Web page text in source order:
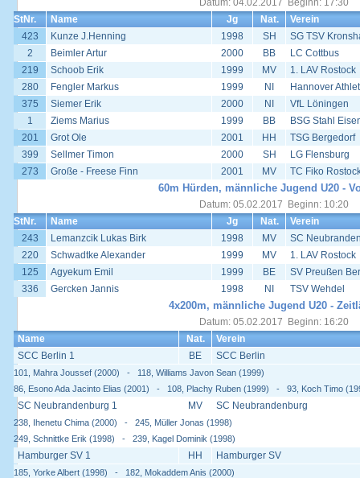
Datum: 04.02.2017 Beginn: 17:30
StNr.
Name Jg Nat.
Verein
423
Kunze J.Henning 1998 SH
SG TSV
2
Beimler Artur 2000 BB
LC Cottbus
219
Schoob Erik 1999 MV
1. LAV Rostock
280
Fengler Markus 1999 NI
Hannover
375
Siemer Erik 2000 NI
VfL Löningen
1
Ziems Marius 1999 BB
BSG Stahl
201
Grot Ole 2001 HH
TSG Bergedorf
399
Sellmer Timon 2000 SH
LG Flensburg
273
Große - Freese Finn 2001 MV TC Fiko
60m Hürden, männliche Jugend U20 -
Datum: 05.02.2017 Beginn: 10:20
StNr.
Name Jg Nat.
Verein
243
Lemanzcik Lukas Birk 1998 MV
SC
220
Schwadtke Alexander 1999 MV
1. LAV Rostock
125
Agyekum Emil 1999 BE
SV Preußen
336
Gercken Jannis 1998 NI TSV Wehdel
4x200m, männliche Jugend U20 -
Datum: 05.02.2017 Beginn: 16:20
Name
Nat.
Verein
SCC Berlin 1
BE SCC Berlin
101, Mahra Joussef (2000) - 118, Williams Javon Sean (1999)
86, Esono Ada Jacinto Elias (2001) - 108, Plachy Ruben (1999) - 93, Koch Timo
SC Neubrandenburg 1 MV SC Neubrandenburg
238, Ihenetu Chima (2000) - 245, Müller Jonas (1998)
249, Schnittke Erik (1998) - 239, Kagel Dominik (1998)
Hamburger SV 1 HH Hamburger SV
185, Yorke Albert (1998) - 182, Mokaddem Anis (2000)